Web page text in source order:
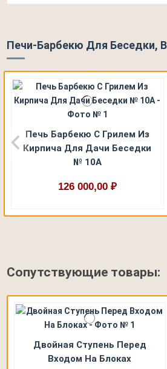
Печи-Барбекю Для Беседки,
Печь Барбекю С Грилем Из
Кирпича Для Дачи Беседки
№ 10А
126 000,00 ₽
Сопутствующие товары:
Двойная Ступень Перед
Входом На Блоках